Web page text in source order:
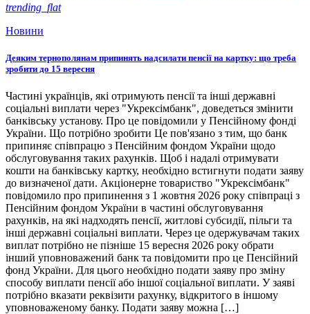
trending_flat
Новини
Деяким тернополянам припинять надсилати пенсії на картку: що треба
зробити до 15 вересня
Частині українців, які отримують пенсії та інші державні
соціальні виплати через "Укрексімбанк", доведеться змінити
банківську установу. Про це повідомили у Пенсійному фонді
України. Що потрібно зробити Це пов'язано з тим, що банк
припиняє співпрацю з Пенсійним фондом України щодо
обслуговування таких рахунків. Щоб і надалі отримувати
кошти на банківську картку, необхідно встигнути подати заяву
до визначеної дати. Акціонерне товариство "Укрексімбанк"
повідомило про припинення з 1 жовтня 2026 року співпраці з
Пенсійним фондом України в частині обслуговування
рахунків, на які надходять пенсії, житлові субсидії, пільги та
інші державні соціальні виплати. Через це одержувачам таких
виплат потрібно не пізніше 15 вересня 2026 року обрати
інший уповноважений банк та повідомити про це Пенсійний
фонд України. Для цього необхідно подати заяву про зміну
способу виплати пенсії або іншої соціальної виплати. У заяві
потрібно вказати реквізити рахунку, відкритого в іншому
уповноваженому банку. Подати заяву можна […]